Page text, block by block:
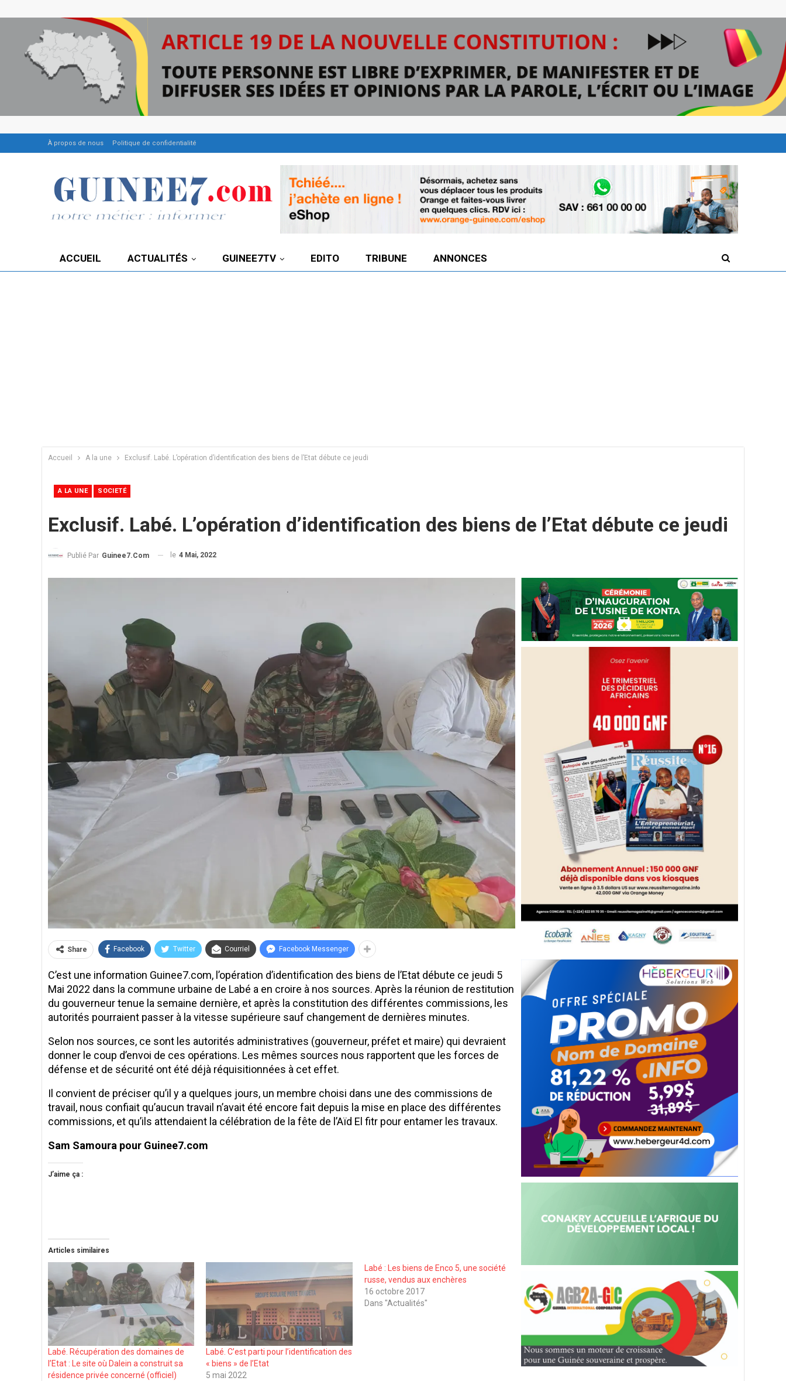
À propos de nous Politique de confidentialité
ACCUEIL ACTUALITÉS GUINEE7TV EDITO TRIBUNE ANNONCES
Accueil A la une Exclusif. Labé. L’opération d’identification des biens de l’Etat débute ce jeudi
A LA UNE SOCIETÉ
Exclusif. Labé. L’opération d’identification des biens de l’Etat débute ce jeudi
Publié Par Guinee7.com le 4 Mai, 2022
Share Facebook Twitter Courriel Facebook Messenger
C’est une information Guinee7.com, l’opération d’identification des biens de l’Etat débute ce jeudi 5
Mai 2022 dans la commune urbaine de Labé a en croire à nos sources. Après la réunion de restitution
du gouverneur tenue la semaine dernière, et après la constitution des différentes commissions, les
autorités pourraient passer à la vitesse supérieure sauf changement de dernières minutes.
Selon nos sources, ce sont les autorités administratives (gouverneur, préfet et maire) qui devraient
donner le coup d’envoi de ces opérations. Les mêmes sources nous rapportent que les forces de
défense et de sécurité ont été déjà réquisitionnées à cet effet.
Il convient de préciser qu’il y a quelques jours, un membre choisi dans une des commissions de
travail, nous confiait qu’aucun travail n’avait été encore fait depuis la mise en place des différentes
commissions, et qu’ils attendaient la célébration de la fête de l’Aïd El fitr pour entamer les travaux.
Sam Samoura pour Guinee7.com
J’aime ça :
Articles similaires
Labé. Récupération des domaines de
l’Etat : Le site où Dalein a construit sa
résidence privée concerné (officiel)
Labé. C’est parti pour l’identification des
« biens » de l’Etat
5 mai 2022
Labé : Les biens de Enco 5, une société
russe, vendus aux enchères
16 octobre 2017
Dans "Actualités"